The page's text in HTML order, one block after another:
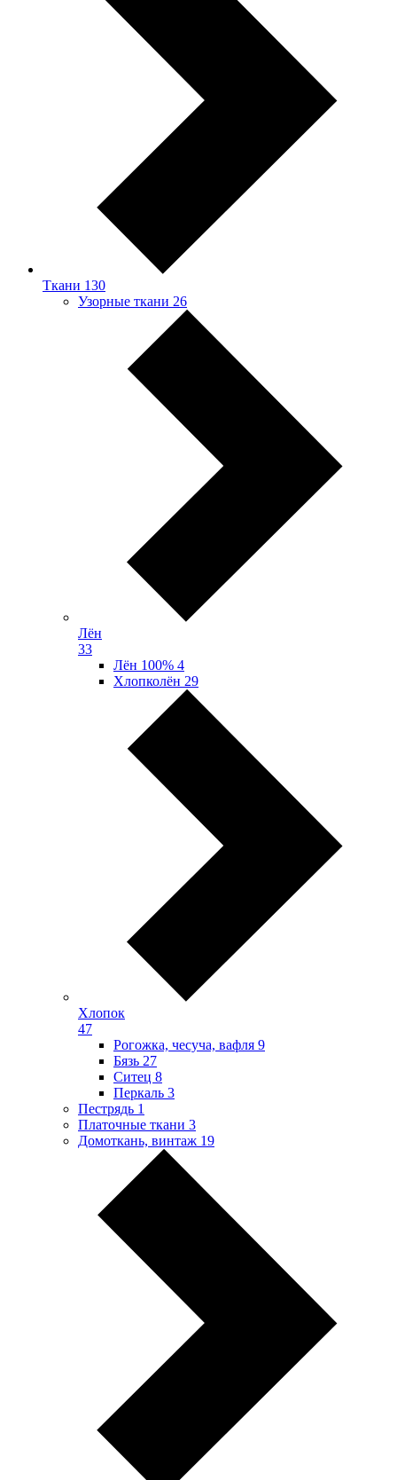
Ткани 130
Узорные ткани 26
Лён
33
Лён 100% 4
Хлопколён 29
Хлопок
47
Рогожка, чесуча, вафля 9
Бязь 27
Ситец 8
Перкаль 3
Пестрядь 1
Платочные ткани 3
Домоткань, винтаж 19